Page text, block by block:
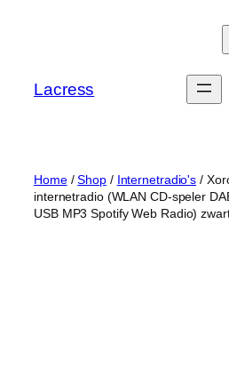
Lacress
Home/Shop/ Internetradio's /
internetradio (WLAN CD-speler
USB MP3 Spotify Web Radio)